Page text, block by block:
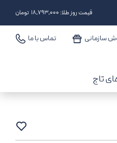
قیمت روز طلا: ۱۸,۷۹۳,۰۰۰ تومان
سازمانی تماس با ما
تاج